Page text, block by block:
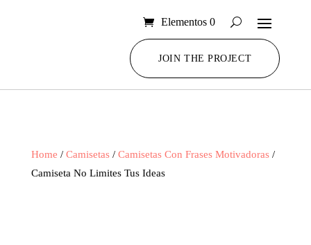
Elementos 0
JOIN THE PROJECT
Home / Camisetas/ Camisetas Con Frases Motivadoras/
Camiseta No Limites Tus Ideas